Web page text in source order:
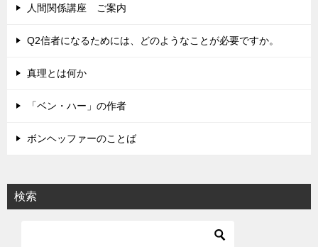
ー
シ
人間関係講座 ご案内
Q2信者になるためには、どのようなことが必要ですか。
真理とは何か
「ベン・ハー」の作者
ボンヘッファーのことば
検索